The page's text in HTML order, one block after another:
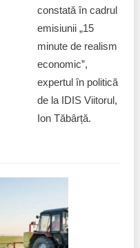
instituțiilor
constată în cadrul
emisiunii „15
minute de realism
economic”,
expertul în politică
de la IDIS Viitorul,
Ion Tăbârță.